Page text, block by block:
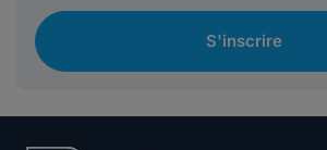
S'inscrire